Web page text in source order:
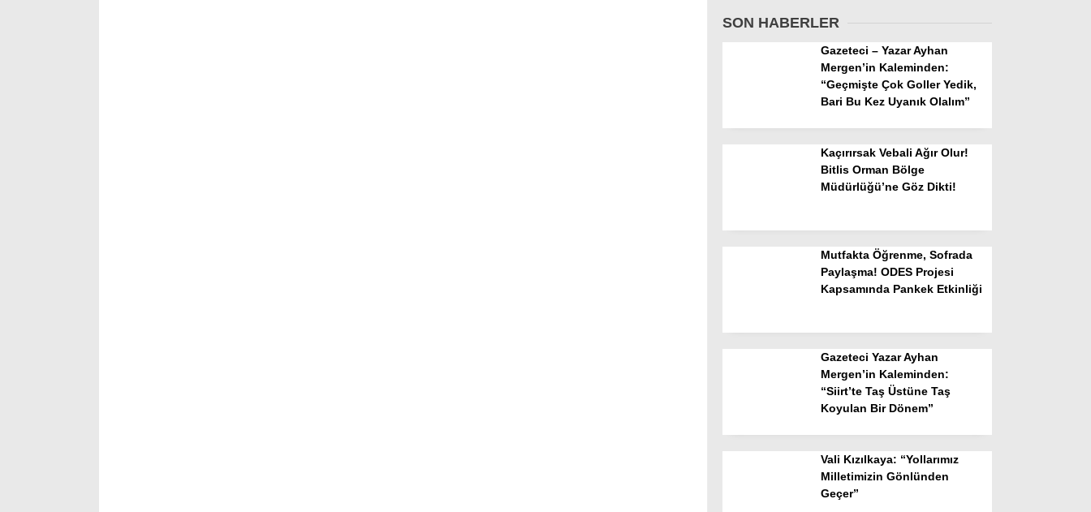
SON HABERLER
Gazeteci – Yazar Ayhan
Mergen’in Kaleminden:
“Geçmişte Çok Goller Yedik,
Bari Bu Kez Uyanık Olalım”
Kaçırırsak Vebali Ağır Olur!
Bitlis Orman Bölge
Müdürlüğü’ne Göz Dikti!
Mutfakta Öğrenme, Sofrada
Paylaşma! ODES Projesi
Kapsamında Pankek Etkinliği
Gazeteci Yazar Ayhan
Mergen’in Kaleminden:
“Siirt’te Taş Üstüne Taş
Koyulan Bir Dönem”
Vali Kızılkaya: “Yollarımız
Milletimizin Gönlünden
Geçer”